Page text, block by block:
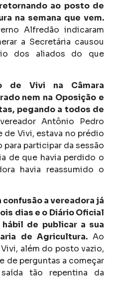
ao posto de
na semana que vem.
Alfredão indicaram
a Secretária causou
dos aliados do que
de Vivi na Câmara
nem na Oposição e
pegando a todos de
Antônio Pedro
de Vivi, estava no prédio
para participar da sessão
de que havia perdido o
havia reassumido o
confusão a vereadora já
dias e o Diário Oficial
de publicar a sua
de Agricultura.Ao
além do posto vazio,
de perguntas a começar
tão repentina da